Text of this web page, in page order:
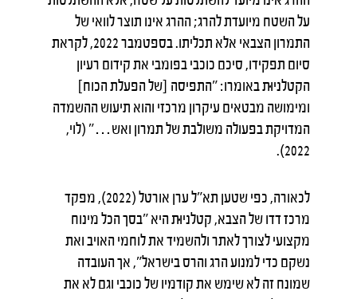
על השטח מיועדת להרג; ההרג אינו תוצר לוואי של
התמרון הצבאי אלא תכליתו. בספטמבר 2022, לקראת
סיום תפקידו, סיכם כוכבי בפומבי את קידום רעיון
הקטלניוּּת באומרו: "התפיסה [של הפעלת הכוח]
ומימושה מבטאים עיקרון מרכזי והוא תיעוש ההשמדה
המדויקת בפעולה משולבת של תמרון ואש…" (לוי,
2022).
לכאורה, כפי שטען תא"ל ערן אורטל (2022), מפקד
מרכז דדו של הצבא, קטלניוּּת היא "בסך הכל מינוח
מקצועי לצורך לאתר ולהשמיד את לוחמי האויב ואת
נשקם כדי למנוע הרג והרס בישראל", אך העובדה
שמונח זה לא שימש את קודמיו של כוכבי וגם לא את